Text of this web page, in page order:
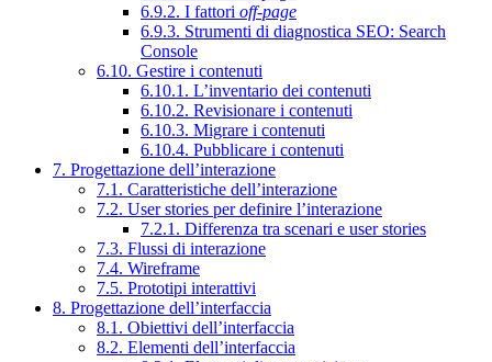
6.9.2. I fattori off-page
6.9.3. Strumenti di diagnostica SEO: Search
Console
6.10. Gestire i contenuti
6.10.1. L’inventario dei contenuti
6.10.2. Revisionare i contenuti
6.10.3. Migrare i contenuti
6.10.4. Pubblicare i contenuti
7. Progettazione dell’interazione
7.1. Caratteristiche dell’interazione
7.2. User stories per definire l’interazione
7.2.1. Differenza tra scenari e user stories
7.3. Flussi di interazione
7.4. Wireframe
7.5. Prototipi interattivi
8. Progettazione dell’interfaccia
8.1. Obiettivi dell’interfaccia
8.2. Elementi dell’interfaccia